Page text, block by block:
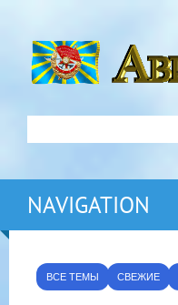
NAVIGATION
ВСЕ ТЕМЫ СВЕЖИЕ